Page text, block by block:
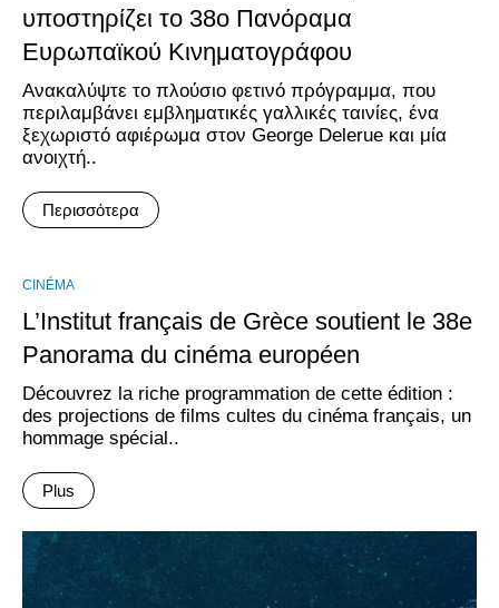
υποστηρίζει το 38ο Πανόραμα
Ευρωπαϊκού Κινηματογράφου
Ανακαλύψτε το πλούσιο φετινό πρόγραμμα, που
περιλαμβάνει εμβληματικές γαλλικές ταινίες, ένα
ξεχωριστό αφιέρωμα στον George Delerue και μία
ανοιχτή..
Περισσότερα
CINÉMA
L’Institut français de Grèce soutient le 38e
Panorama du cinéma européen
Découvrez la riche programmation de cette édition :
des projections de films cultes du cinéma français, un
hommage spécial..
Plus